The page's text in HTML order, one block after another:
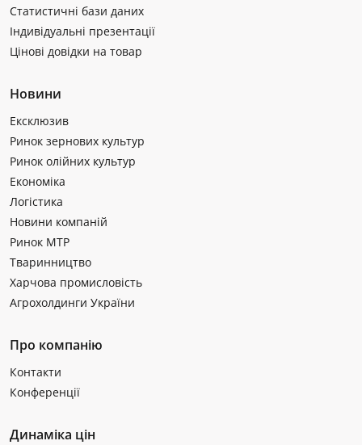
Статистичні бази даних
Індивідуальні презентації
Цінові довідки на товар
Новини
Ексклюзив
Ринок зернових культур
Ринок олійних культур
Економіка
Логістика
Новини компаній
Ринок МТР
Тваринництво
Харчова промисловість
Агрохолдинги України
Про компанію
Контакти
Конференції
Динаміка цін